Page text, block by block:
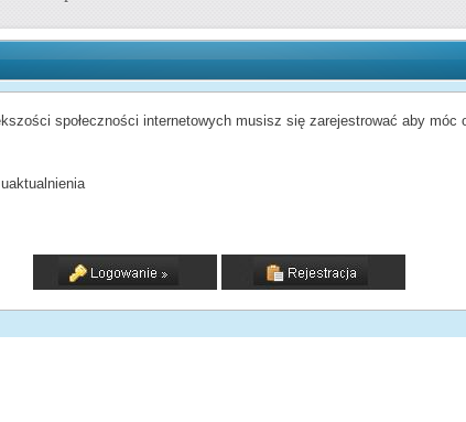
społeczności internetowych musisz się zarejestrować aby